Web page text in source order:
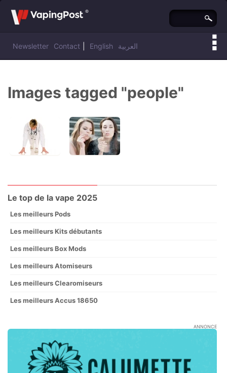
Newsletter Contact English العربية
Vous êtes ici :Vaping Post»
Images tagged "people"
Le top de la vape 2025
Les meilleurs Pods
Les meilleurs Kits débutants
Les meilleurs Box Mods
Les meilleurs Atomiseurs
Les meilleurs Clearomiseurs
Les meilleurs Accus 18650
ANNONCE